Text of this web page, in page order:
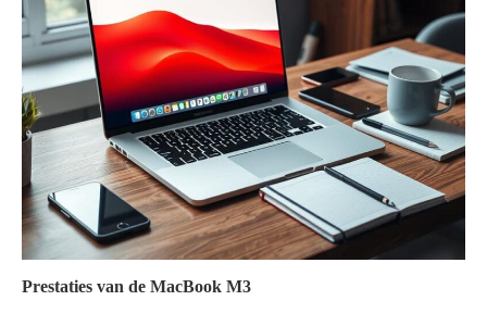
Prestaties van de MacBook M3